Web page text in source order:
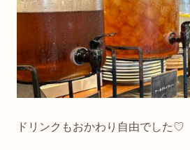
ドリンクもおかわり自由でした♡